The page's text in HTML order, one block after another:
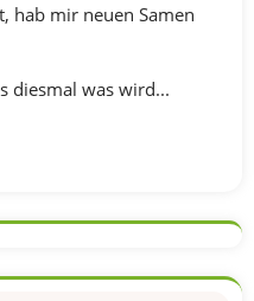
hab mir neuen Samen
diesmal was wird...